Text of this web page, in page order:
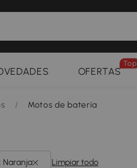
OFERTAS
Top
/ Motos de batería
Limpiar todo
Naranja